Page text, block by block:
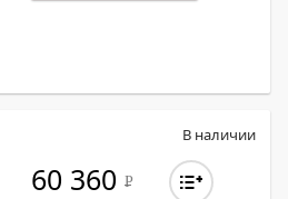
В наличии
60 360Р